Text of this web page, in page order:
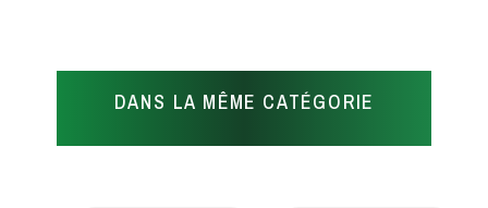
DANS LA MÊME CATÉGORIE